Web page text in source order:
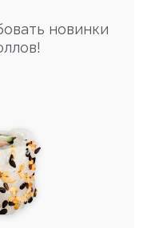
новинки